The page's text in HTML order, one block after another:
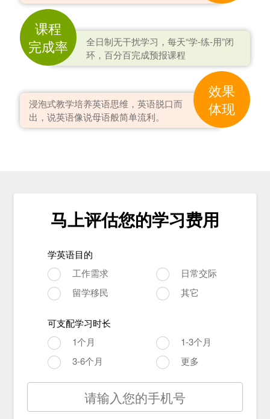
课程
完成率
全日制无干扰学习，每天“学-练-用”闭
环，百分百完成预报课程
效果
体现
浸泡式教学培养英语思维，英语脱口而
出，说英语像说母语般简单流利。
马上评估您的学习费用
学英语目的
工作需求
日常交际
留学移民
其它
可支配学习时长
1个月
1-3个月
3-6个月
更多